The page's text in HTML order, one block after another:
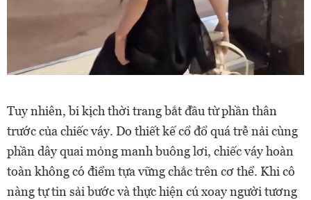
Tuy nhiên, bi kịch thời trang bắt đầu từ phần thân
trước của chiếc váy. Do thiết kế cổ đổ quá trễ nải cùng
phần dây quai mỏng manh buông lơi, chiếc váy hoàn
toàn không có điểm tựa vững chắc trên cơ thể. Khi cô
nàng tự tin sải bước và thực hiện cú xoay người tương